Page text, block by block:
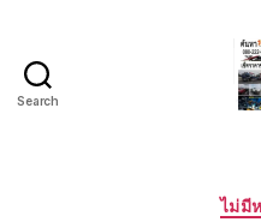
Search
ไม่มี